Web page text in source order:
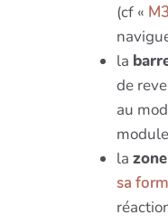
(cf «
la
de
au
la
sa